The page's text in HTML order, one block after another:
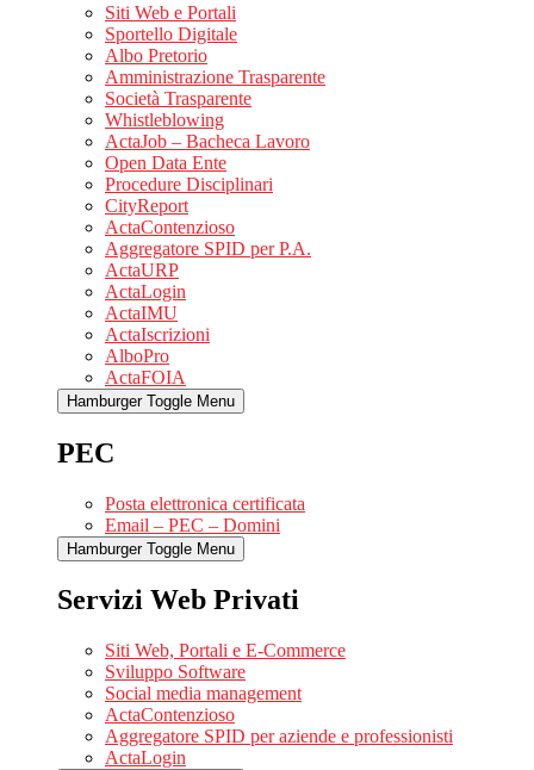
Siti Web e Portali
Sportello Digitale
Albo Pretorio
Amministrazione Trasparente
Società Trasparente
Whistleblowing
ActaJob – Bacheca Lavoro
Open Data Ente
Procedure Disciplinari
CityReport
ActaContenzioso
Aggregatore SPID per P.A.
ActaURP
ActaLogin
ActaIMU
ActaIscrizioni
AlboPro
ActaFOIA
Hamburger Toggle Menu
PEC
Posta elettronica certificata
Email – PEC – Domini
Hamburger Toggle Menu
Servizi Web Privati
Siti Web, Portali e E-Commerce
Sviluppo Software
Social media management
ActaContenzioso
Aggregatore SPID per aziende e professionisti
ActaLogin